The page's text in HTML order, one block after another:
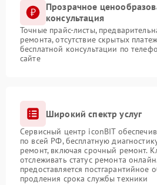
Прозрачное
консультация
Точные прайс-листы,
ремонта, отсутствие скрытых
бесплатной консультации по
сайте
Широкий спектр услуг
Сервисный центр iconBIT
по всей РФ, бесплатную
ремонт, включая срочный ремонт.
отслеживать статус ремонта
предоставляется постгарантийное
продления срока службы техники